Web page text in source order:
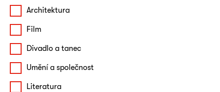
Architektura
Film
Divadlo a tanec
Umění a společnost
Literatura